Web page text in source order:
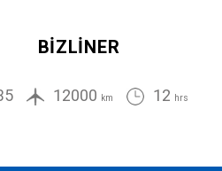
BIZLINER
12000 km 12 hrs